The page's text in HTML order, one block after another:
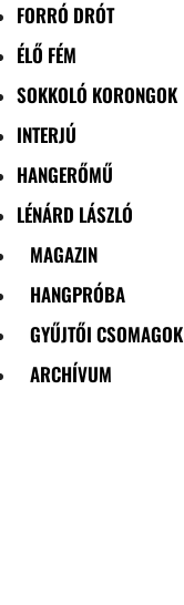
FORRÓ DRÓT
ÉLŐ FÉM
SOKKOLÓ KORONGOK
INTERJÚ
HANGERŐMŰ
LÉNÁRD LÁSZLÓ
MAGAZIN
HANGPRÓBA
GYŰJTŐI CSOMAGOK
ARCHÍVUM